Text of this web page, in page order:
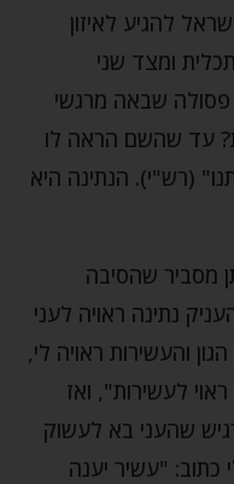
להגיע לאיזון
ומצד שני
פסולה שבאה מרגשי
עד שהשם הראה לו
(רש"י). הנתינה היא
מסביר שהסיבה
נתינה ראויה לעני
והעשירות ראויה לי,
ראוי לעשירות", ואז
שהעני בא לעשוק
כתוב: "עשיר יענה